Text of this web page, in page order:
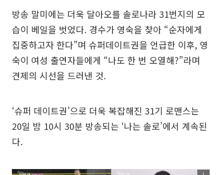
방송 말미에는 더욱 달아오를 솔로나라 31번지의 모
습이 베일을 벗었다. 경수가 영숙을 찾아 “순자에게
집중하고자 한다”며 슈퍼데이트권을 언급한 이후, 영
숙이 여성 출연자들에게 “나도 한 번 오열해?”라며
견제의 시선을 드러낸 것.
‘슈퍼 데이트권’으로 더욱 복잡해진 31기 로맨스는
20일 밤 10시 30분 방송되는 ‘나는 솔로’에서 계속된
다.